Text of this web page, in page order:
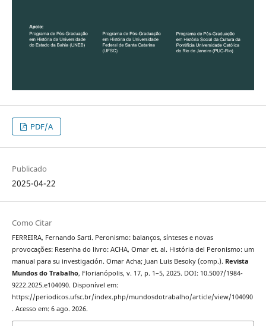
PDF/A
Publicado
2025-04-22
Como Citar
FERREIRA, Fernando Sarti. Peronismo: balanços, sínteses e novas
provocações: Resenha do livro: ACHA, Omar et. al. História del Peronismo: um
manual para su investigación. Omar Acha; Juan Luis Besoky (comp.). Revista
Mundos do Trabalho, Florianópolis, v. 17, p. 1–5, 2025. DOI: 10.5007/1984-
9222.2025.e104090. Disponível em:
https://periodicos.ufsc.br/index.php/mundosdotrabalho/article/view/104090
. Acesso em: 6 ago. 2026.